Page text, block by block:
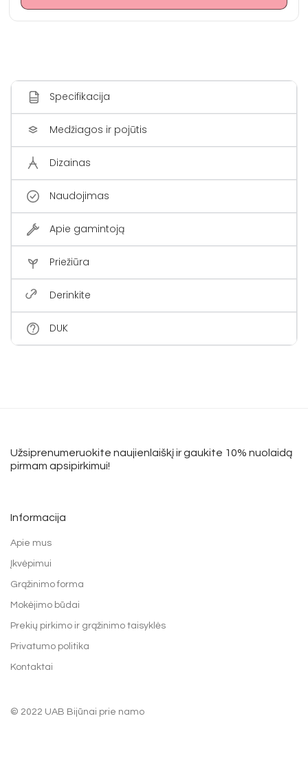
Specifikacija
Medžiagos ir pojūtis
Dizainas
Naudojimas
Apie gamintoją
Priežiūra
Derinkite
DUK
Užsiprenumeruokite naujienlaiškį ir gaukite 10% nuolaidą
pirmam apsipirkimui!
Informacija
Apie mus
Įkvėpimui
Grąžinimo forma
Mokėjimo būdai
Prekių pirkimo ir grąžinimo taisyklės
Privatumo politika
Kontaktai
© 2022 UAB Bijūnai prie namo